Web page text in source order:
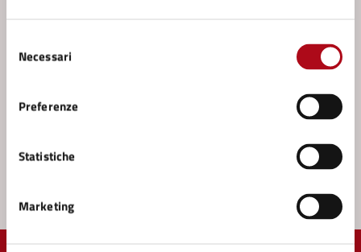
delNecessari
Preferenze
Statistiche
Marketing
Richiedi assistenza
Segnala disservizio